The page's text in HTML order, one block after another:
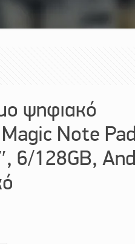
ψηφιακό
Note
6/128GB,